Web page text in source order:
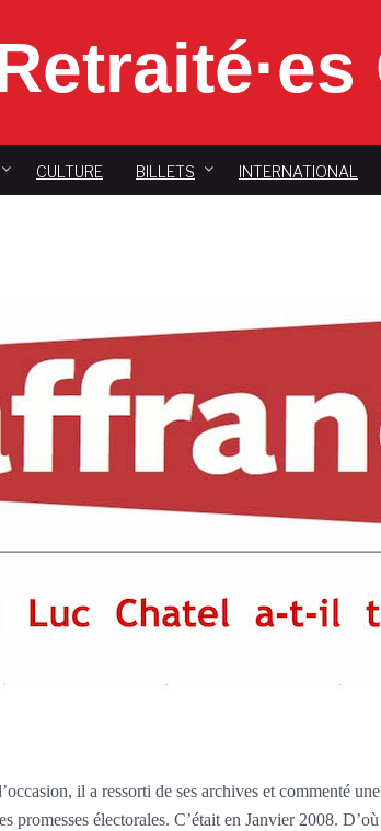
CULTURE BILLETS INTERNATIONAL
il a ressorti de ses archives et commenté
électorales. C’était en Janvier 2008.